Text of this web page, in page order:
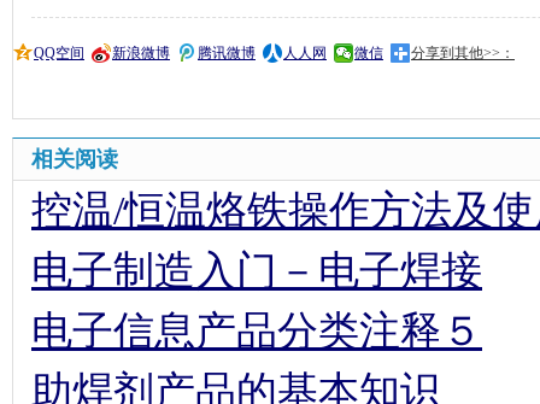
QQ空间 新浪微博 腾讯微博 人人网 微信 分享到其他>>：
相关阅读
控温/恒温烙铁操作方法及
电子制造入门－电子焊接
电子信息产品分类注释５
助焊剂产品的基本知识